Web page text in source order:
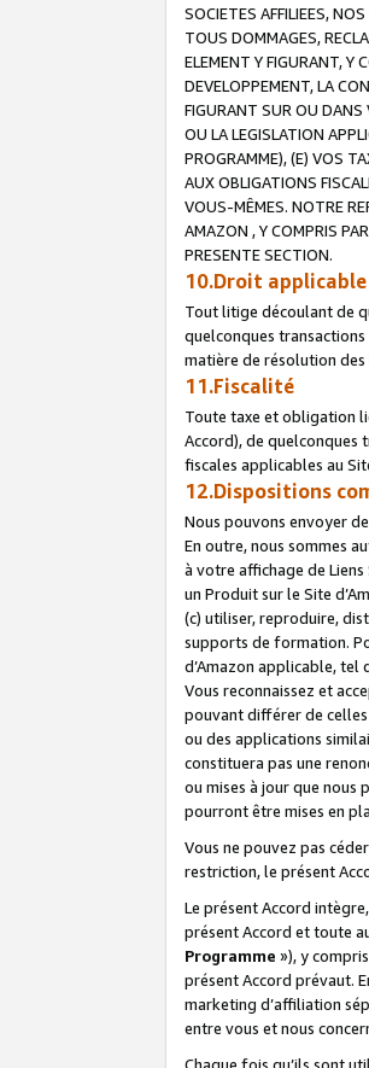
SOCIETES AFFILIEES,
TOUS DOMMAGES,
ELEMENT Y FIGURANT, Y
DEVELOPPEMENT, LA
FIGURANT SUR OU DANS
OU LA LEGISLATION
PROGRAMME), (E) VOS
AUX OBLIGATIONS
VOUS-MÊMES. NOTRE
AMAZON , Y COMPRIS
PRESENTE SECTION.
10.Droit
Tout litige découlant de
quelconques
matière de résolution
11.Fiscalité
Toute taxe et obligation
Accord), de quelconques
fiscales applicables au
12.Dispositions
Nous pouvons envoyer
En outre, nous sommes
à votre affichage de
un Produit sur le Site
(c) utiliser, reproduire,
supports de formation.
d’Amazon applicable, tel
Vous reconnaissez et
pouvant différer de
ou des applications
constituera pas une
ou mises à jour que
pourront être mises en
Vous ne pouvez pas
restriction, le présent
Le présent Accord
présent Accord et toute
Programme »), y
présent Accord prévaut.
marketing d’affiliation
entre vous et nous